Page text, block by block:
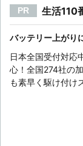
PR 生活110
バッテリー上がり
日本全国受付対応
心！全国274社の
も素早く駆け付け